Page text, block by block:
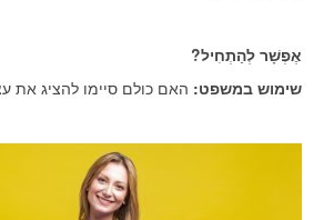
אֶפְשָׁר לְהַתְחִיל?
שימוש במשפט: האם כולם סיימו להציג את